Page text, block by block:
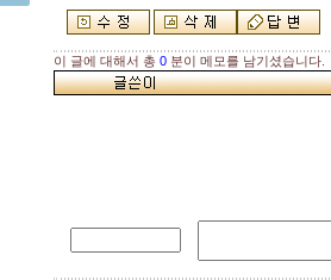
이 글에 대해서 총 0 분이 메모를 남기셨습니다.